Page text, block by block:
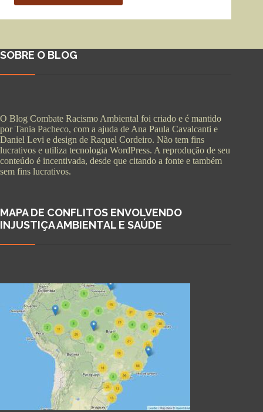
SOBRE O BLOG
O Blog Combate Racismo Ambiental foi criado e é mantido
por Tania Pacheco, com a ajuda de Ana Paula Cavalcanti e
Daniel Levi e design de Raquel Cordeiro. Não tem fins
lucrativos e utiliza tecnologia WordPress. A reprodução de seu
conteúdo é incentivada, desde que citando a fonte e também
sem fins lucrativos.
MAPA DE CONFLITOS ENVOLVENDO
INJUSTIÇA AMBIENTAL E SAÚDE